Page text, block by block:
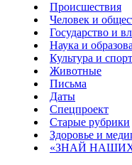
Происшествия
Человек и
Государство и
Наука и
Культура и спорт
Животные
Письма
Даты
Спецпроект
Старые рубрики
Здоровье и
«ЗНАЙ